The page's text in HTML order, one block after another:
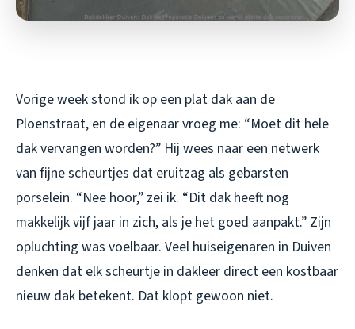
Vorige week stond ik op een plat dak aan de
Ploenstraat, en de eigenaar vroeg me: “Moet dit hele
dak vervangen worden?” Hij wees naar een netwerk
van fijne scheurtjes dat eruitzag als gebarsten
porselein. “Nee hoor,” zei ik. “Dit dak heeft nog
makkelijk vijf jaar in zich, als je het goed aanpakt.” Zijn
opluchting was voelbaar. Veel huiseigenaren in Duiven
denken dat elk scheurtje in dakleer direct een kostbaar
nieuw dak betekent. Dat klopt gewoon niet.